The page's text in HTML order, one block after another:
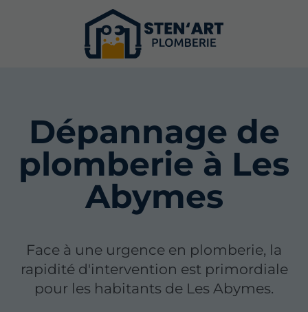
Dépannage de
plomberie à Les
Abymes
Face à une urgence en plomberie, la
rapidité d'intervention est primordiale
pour les habitants de Les Abymes.